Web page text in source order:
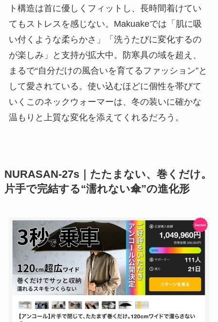
ト構造は首に優しくフィットし、長時間着けてい
てもストレスを感じない。Makuakeでは「肌に吸
い付くような柔らかさ」「洗うたびに変化するの
が楽しみ」と支持が拡大中。防寒具の域を超え、
まるで“自分だけの風合いを育てるファッション”と
して愛されている。使い込むほどに個性を帯びて
いくこのネックウォーマーは、冬の装いに確かな
温もりと上質な変化を添えてくれるだろう。
NURASAN-27s｜たたまない、巻くだけ。
片手で完結する“濡れない傘”の進化形